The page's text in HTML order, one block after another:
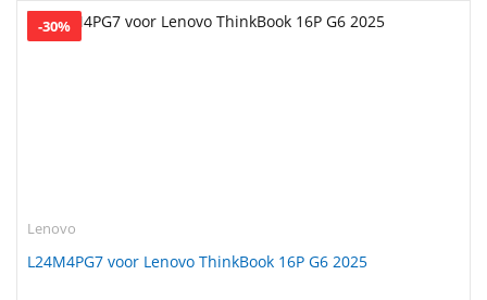
-30%
Lenovo
L24M4PG7 voor Lenovo ThinkBook 16P G6 2025